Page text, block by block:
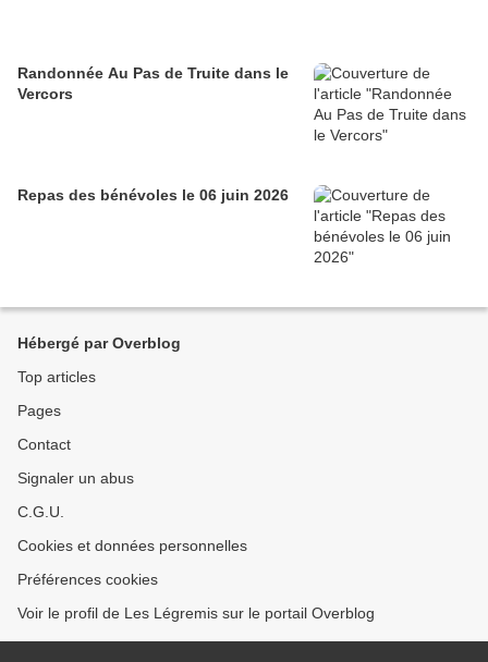
Randonnée Au Pas de Truite dans le
Vercors
Repas des bénévoles le 06 juin 2026
Hébergé par Overblog
Top articles
Pages
Contact
Signaler un abus
C.G.U.
Cookies et données personnelles
Préférences cookies
Voir le profil de Les Légremis sur le portail Overblog